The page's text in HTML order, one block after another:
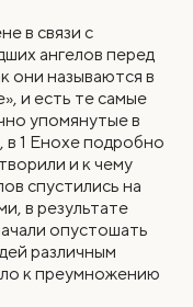
в связи с
ангелов перед
они называются в
и есть те самые
упомянутые в
1 Енохе подробно
и к чему
спустились на
в результате
опустошать
различным
к преумножению